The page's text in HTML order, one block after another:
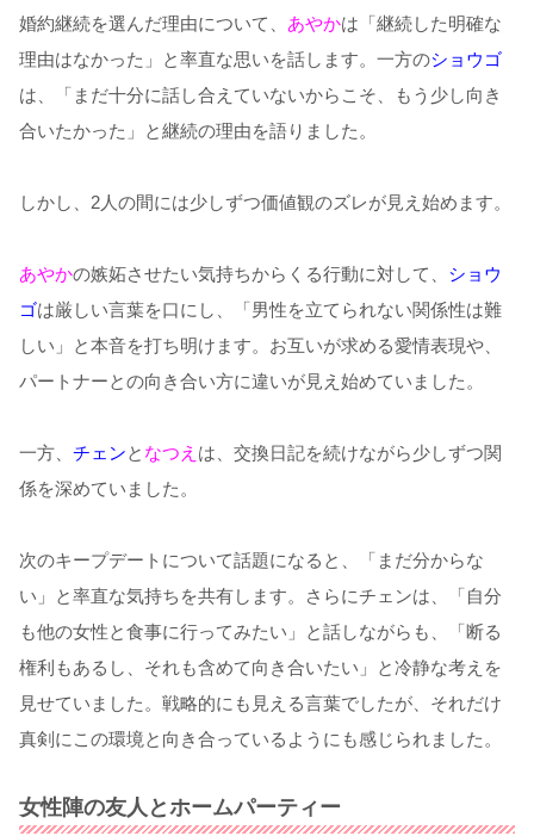
婚約継続を選んだ理由について、 あやかは「継続した明確な
理由はなかった」と率直な思いを話します。一方のショウゴ
は、「まだ十分に話し合えていないからこそ、もう少し向き
合いたかった」と継続の理由を語りました。
しかし、2人の間には少しずつ価値観のズレが見え始めます。
あやかの嫉妬させたい気持ちからくる行動に対して、 ショウ
ゴは厳しい言葉を口にし、「男性を立てられない関係性は難
しい」と本音を打ち明けます。お互いが求める愛情表現や、
パートナーとの向き合い方に違いが見え始めていました。
一方、 チェンと なつえ は、交換日記を続けながら少しずつ関
係を深めていました。
次のキープデートについて話題になると、「まだ分からな
い」と率直な気持ちを共有します。さらにチェンは、「自分
も他の女性と食事に行ってみたい」と話しながらも、「断る
権利もあるし、それも含めて向き合いたい」と冷静な考えを
見せていました。戦略的にも見える言葉でしたが、それだけ
真剣にこの環境と向き合っているようにも感じられました。
女性陣の友人とホームパーティー